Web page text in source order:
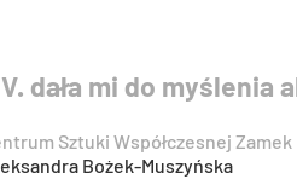
dała mi do myślenia
Sztuki Współczesnej
Bożek-Muszyńska